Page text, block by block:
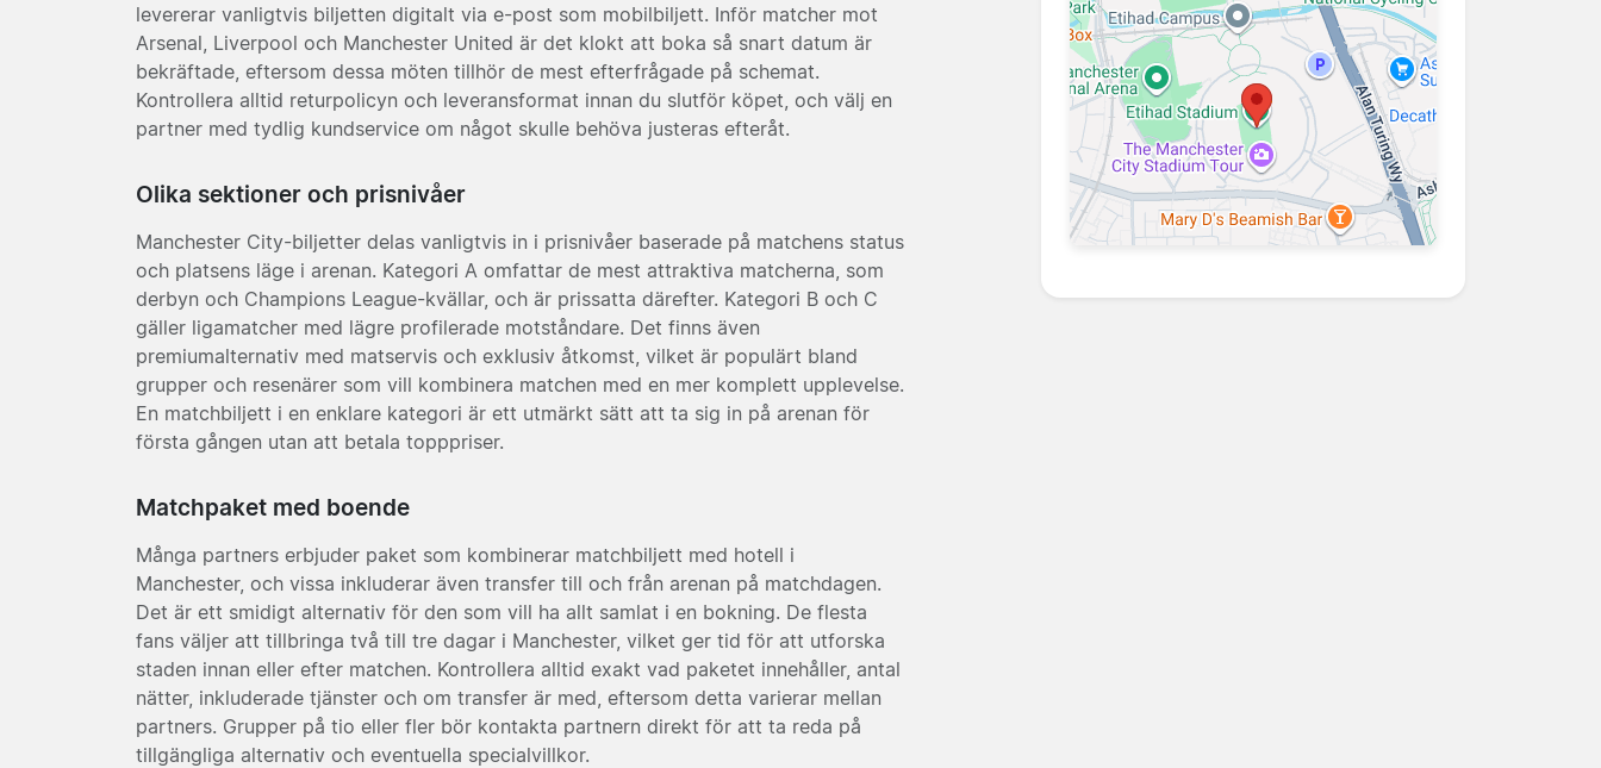
levererar vanligtvis biljetten digitalt via e-post som mobilbiljett. Inför matcher mot
Arsenal, Liverpool och Manchester United är det klokt att boka så snart datum är
bekräftade, eftersom dessa möten tillhör de mest efterfrågade på schemat.
Kontrollera alltid returpolicyn och leveransformat innan du slutför köpet, och välj en
partner med tydlig kundservice om något skulle behöva justeras efteråt.
Olika sektioner och prisnivåer
Manchester City-biljetter delas vanligtvis in i prisnivåer baserade på matchens status
och platsens läge i arenan. Kategori A omfattar de mest attraktiva matcherna, som
derbyn och Champions League-kvällar, och är prissatta därefter. Kategori B och C
gäller ligamatcher med lägre profilerade motståndare. Det finns även
premiumalternativ med matservis och exklusiv åtkomst, vilket är populärt bland
grupper och resenärer som vill kombinera matchen med en mer komplett upplevelse.
En matchbiljett i en enklare kategori är ett utmärkt sätt att ta sig in på arenan för
första gången utan att betala topppriser.
Matchpaket med boende
Många partners erbjuder paket som kombinerar matchbiljett med hotell i
Manchester, och vissa inkluderar även transfer till och från arenan på matchdagen.
Det är ett smidigt alternativ för den som vill ha allt samlat i en bokning. De flesta
fans väljer att tillbringa två till tre dagar i Manchester, vilket ger tid för att utforska
staden innan eller efter matchen. Kontrollera alltid exakt vad paketet innehåller, antal
nätter, inkluderade tjänster och om transfer är med, eftersom detta varierar mellan
partners. Grupper på tio eller fler bör kontakta partnern direkt för att ta reda på
tillgängliga alternativ och eventuella specialvillkor.